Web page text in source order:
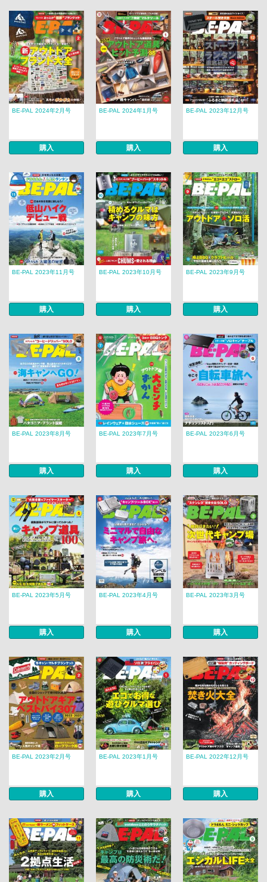
BE-PAL 2024年2月号
購入
BE-PAL 2024年1月号
購入
BE-PAL 2023年12月号
購入
BE-PAL 2023年11月号
購入
BE-PAL 2023年10月号
購入
BE-PAL 2023年9月号
購入
BE-PAL 2023年8月号
購入
BE-PAL 2023年7月号
購入
BE-PAL 2023年6月号
購入
BE-PAL 2023年5月号
購入
BE-PAL 2023年4月号
購入
BE-PAL 2023年3月号
購入
BE-PAL 2023年2月号
購入
BE-PAL 2023年1月号
購入
BE-PAL 2022年12月号
購入